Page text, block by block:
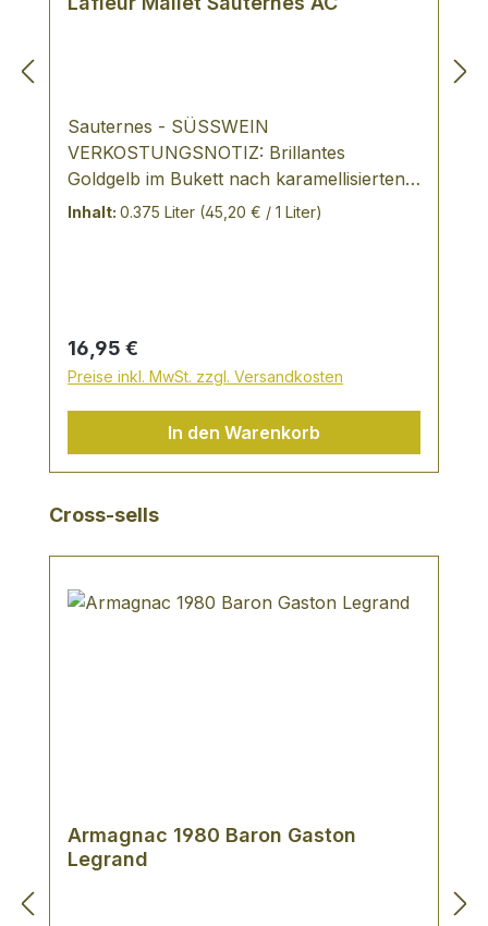
Sauternes - SÜSSWEIN
VERKOSTUNGSNOTIZ: Brillantes
Goldgelb im Bukett nach karamellisierten
Früchten, Honig und Vanille pikant,
Inhalt: 0.375 Liter (45,20 € / 1 Liter)
Regulärer Preis:
16,95 €
Preise inkl. MwSt. zzgl. Versandkosten
In den Warenkorb
Produktgalerie überspringen
Cross-sells
Armagnac 1980 Baron Gaston
Legrand